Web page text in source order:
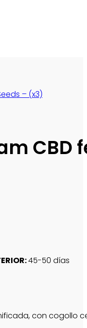
CBD
45-50 días
con cogollo